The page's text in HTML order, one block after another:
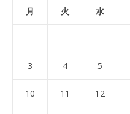
月 火 水
3 4 5
10 11 12